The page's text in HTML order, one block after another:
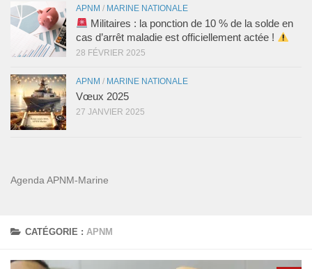
CATÉGORIE :APNM
APNM / MARINE NATIONALE
Militaires : la ponction de 10 % de la solde en
cas d’arrêt maladie est officiellement actée !
28 FÉVRIER 2025
APNM / MARINE NATIONALE
Vœux 2025
27 JANVIER 2025
Agenda APNM-Marine